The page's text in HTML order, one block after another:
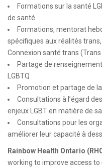
Formations sur la santé
de santé
Formations, mentorat
spécifiques aux réalités
Connexion santé trans
Partage de
LGBTQ
Promotion et partage de
Consultations à l’égard
enjeux LGBT en matière de
Consultations pour les
améliorer leur capacité à
Rainbow Health Ontario
working to improve access